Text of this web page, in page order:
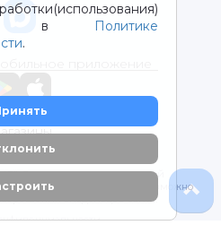
в
Политике
.
Детские товары с доставкой
материалов возможно
владельцев сайта.